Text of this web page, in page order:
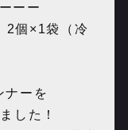
ーー
個×1袋（冷
ナーを
した！